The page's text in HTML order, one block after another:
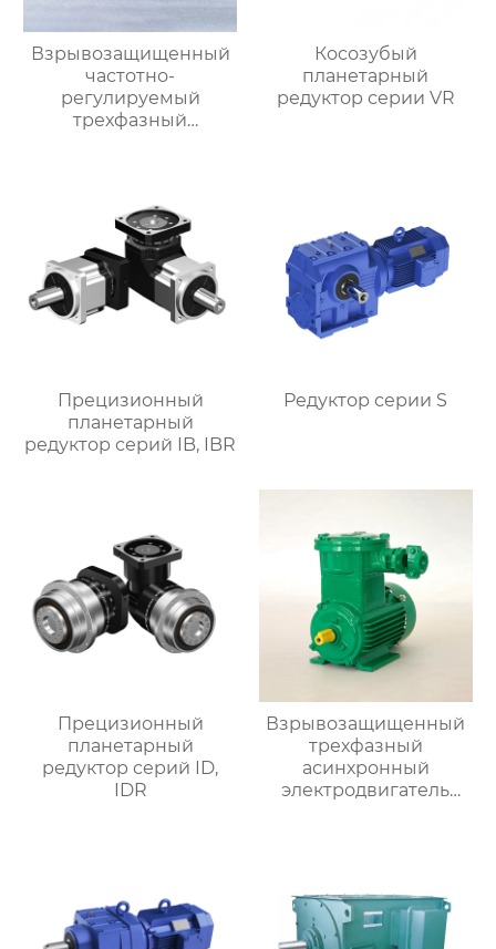
Взрывозащищенный
частотно-
регулируемый
трехфазный
Косозубый
планетарный
редуктор серии VR
Прецизионный
планетарный
редуктор серий IB, IBR
Редуктор серии S
Прецизионный
планетарный
редуктор серий ID,
IDR
Взрывозащищенный
трехфазный
асинхронный
электродвигатель